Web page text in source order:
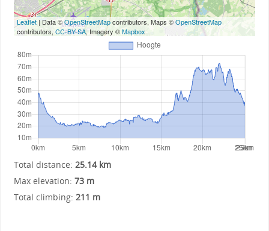
Leaflet| Data ©OpenStreetMapcontributors, Maps ©OpenStreetMap
contributors, CC-BY-SA, Imagery ©Mapbox
Total distance: 25.14 km
Max elevation: 73 m
Total climbing: 211 m